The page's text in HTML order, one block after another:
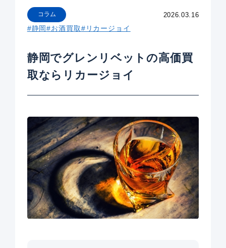
2026.03.16
コラム
#静岡#お酒買取#リカージョイ
静岡でグレンリベットの高価買
取ならリカージョイ